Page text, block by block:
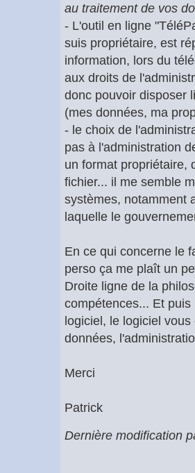
au traitement de vos
- L'outil en ligne
suis propriétaire, est
information, lors du
aux droits de
donc pouvoir disposer
(mes données, ma
- le choix de
pas à l'administration
un format propriétaire,
fichier... il me semble
systèmes, notamment
laquelle le
En ce qui concerne le
perso ça me plaît un
Droite ligne de la
compétences... Et
logiciel, le logiciel
données,
Merci
Patrick
Dernière modification